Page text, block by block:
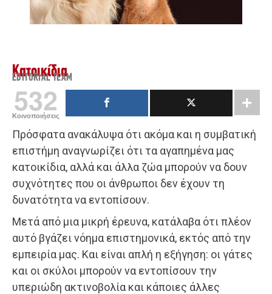
Κατοικίδια
EDITORIAL TEAM
532
Κοινοποιήσεις
Πρόσφατα ανακάλυψα ότι ακόμα και η συμβατική
επιστήμη αναγνωρίζει ότι τα αγαπημένα μας
κατοικίδια, αλλά και άλλα ζώα μπορούν να δουν
συχνότητες που οι άνθρωποι δεν έχουν τη
δυνατότητα να εντοπίσουν.
Μετά από μια μικρή έρευνα, κατάλαβα ότι πλέον
αυτό βγάζει νόημα επιστημονικά, εκτός από την
εμπειρία μας. Και είναι απλή η εξήγηση: οι γάτες
και οι σκύλοι μπορούν να εντοπίσουν την
υπεριώδη ακτινοβολία και κάποιες άλλες